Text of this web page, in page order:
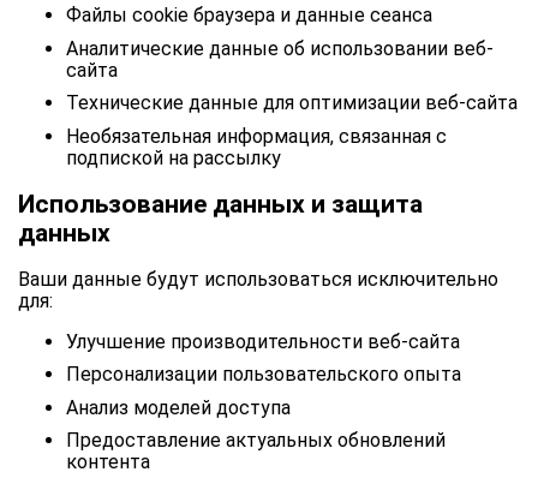
Файлы cookie браузера и данные сеанса
Аналитические данные об использовании веб-
сайта
Технические данные для оптимизации веб-сайта
Необязательная информация, связанная с
подпиской на рассылку
Использование данных и защита
данных
Ваши данные будут использоваться исключительно
для:
Улучшение производительности веб-сайта
Персонализации пользовательского опыта
Анализ моделей доступа
Предоставление актуальных обновлений
контента